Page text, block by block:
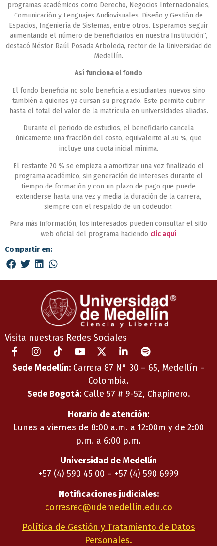
programas académicos como Derecho, Negocios Internacionales,
Comunicación y Lenguajes Audiovisuales, Diseño y Gestión de
Espacios, Ingeniería de Sistemas, entre otros. Esperamos seguir
aumentando el número de beneficiarios en nuestra Institución”,
destacó Néstor Raúl Posada Arboleda, rector de la Universidad de
Medellín.
Así funciona el fondo
El fondo beneficia no solo beneficia a estudiantes nuevos sino
también a quienes ya cursan su pregrado. Este permite cubrir
hasta el total del valor de la matrícula en universidades aliadas.
Durante el periodo de estudios, el beneficiario cancela
únicamente una fracción del costo, equivalente al 30 %, que
incluye una cuota inicial mínima.
El restante 70 % se empieza a amortizar una vez finalizado el
programa académico, sin generación de intereses durante el
tiempo de formación y con un plazo de pago que puede
extenderse hasta una vez y media la duración de la carrera,
siempre con el respaldo de un codeudor.
Para más información, los interesados pueden consultar el sitio
web oficial del programa haciendo clic aquí
Compartir en:
Visita nuestras Redes Sociales
Sede Medellín: Carrera 87 N° 30 – 65, Medellín –
Colombia.
Sede Bogotá:Calle 57 # 9-52, Chapinero.
Horario de atención:
Lunes a viernes de 8:00 a.m. a 12:00m y de 2:00
p.m. a 6:00 p.m.
Universidad de Medellín
+57 (4) 590 45 00 – +57 (4) 590 6999
Notificaciones judiciales:
corresrec@udemedellin.edu.co
Política de Gestión y Tratamiento de Datos
Personales.